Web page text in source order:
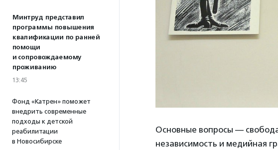
Минтруд представил
программы повышения
квалификации по ранней
помощи
и сопровождаемому
проживанию
13:45
Фонд «Катрен» поможет
внедрить современные
подходы к детской
реабилитации
в Новосибирске
Основные вопросы —
независимость и медийная